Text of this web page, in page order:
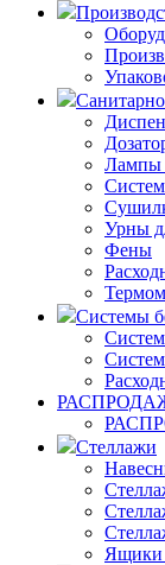
Лампы
Урны
Фены
Системы
Стеллажи
Ящики